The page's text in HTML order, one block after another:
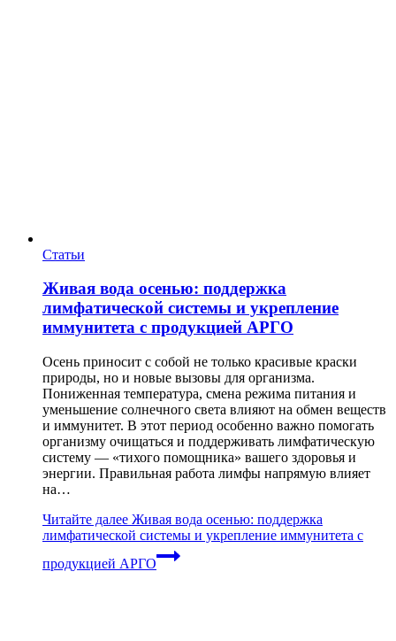
Статьи
Живая вода осенью: поддержка
лимфатической системы и укрепление
иммунитета с продукцией АРГО
Осень приносит с собой не только красивые краски
природы, но и новые вызовы для организма.
Пониженная температура, смена режима питания и
уменьшение солнечного света влияют на обмен веществ
и иммунитет. В этот период особенно важно помогать
организму очищаться и поддерживать лимфатическую
систему — «тихого помощника» вашего здоровья и
энергии. Правильная работа лимфы напрямую влияет
на…
Читайте далее Живая вода осенью: поддержка
лимфатической системы и укрепление иммунитета с
продукцией АРГО